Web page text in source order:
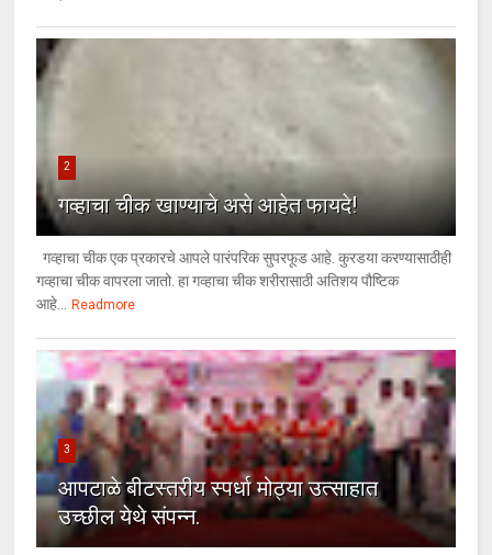
2
गव्हाचा चीक खाण्याचे असे आहेत फायदे!
गव्हाचा चीक एक प्रकारचे आपले पारंपरिक सुपरफूड आहे. कुरडया करण्यासाठीही
गव्हाचा चीक वापरला जातो. हा गव्हाचा चीक शरीरासाठी अतिशय पौष्टिक
आहे... Readmore
3
आपटाळे बीटस्तरीय स्पर्धा मोठ्या उत्साहात
उच्छील येथे संपन्न.